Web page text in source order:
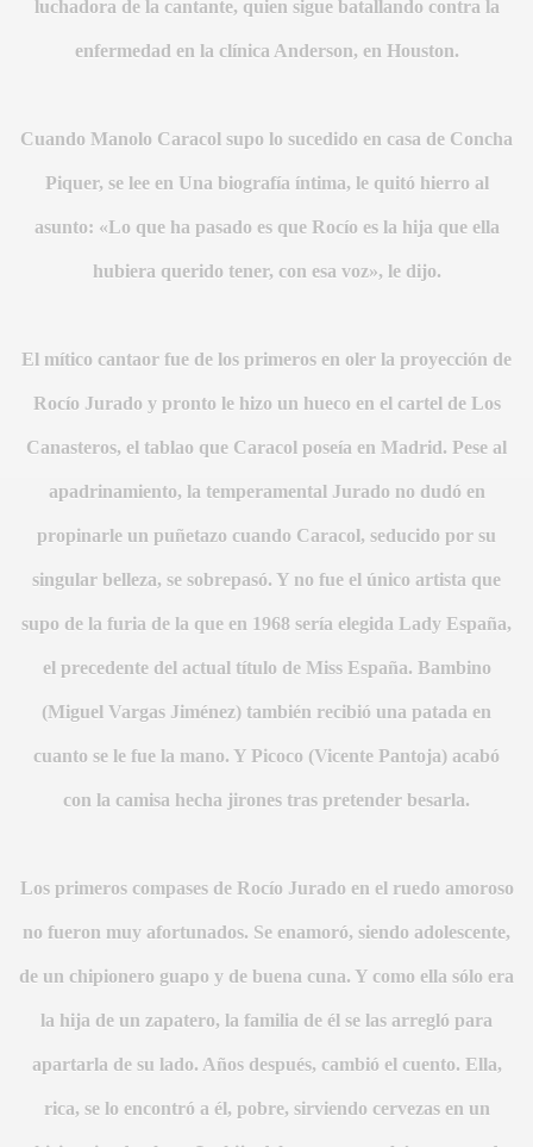
luchadora de la cantante, quien sigue batallando contra la
enfermedad en la clínica Anderson, en Houston.
Cuando Manolo Caracol supo lo sucedido en casa de Concha
Piquer, se lee en Una biografía íntima, le quitó hierro al
asunto: «Lo que ha pasado es que Rocío es la hija que ella
hubiera querido tener, con esa voz», le dijo.
El mítico cantaor fue de los primeros en oler la proyección de
Rocío Jurado y pronto le hizo un hueco en el cartel de Los
Canasteros, el tablao que Caracol poseía en Madrid. Pese al
apadrinamiento, la temperamental Jurado no dudó en
propinarle un puñetazo cuando Caracol, seducido por su
singular belleza, se sobrepasó. Y no fue el único artista que
supo de la furia de la que en 1968 sería elegida Lady España,
el precedente del actual título de Miss España. Bambino
(Miguel Vargas Jiménez) también recibió una patada en
cuanto se le fue la mano. Y Picoco (Vicente Pantoja) acabó
con la camisa hecha jirones tras pretender besarla.
Los primeros compases de Rocío Jurado en el ruedo amoroso
no fueron muy afortunados. Se enamoró, siendo adolescente,
de un chipionero guapo y de buena cuna. Y como ella sólo era
la hija de un zapatero, la familia de él se las arregló para
apartarla de su lado. Años después, cambió el cuento. Ella,
rica, se lo encontró a él, pobre, sirviendo cervezas en un